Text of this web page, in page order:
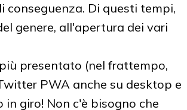
Di questi tempi,
genere, all'apertura dei vari
presentato (nel frattempo,
PWA anche su desktop e
giro! Non c'è bisogno che